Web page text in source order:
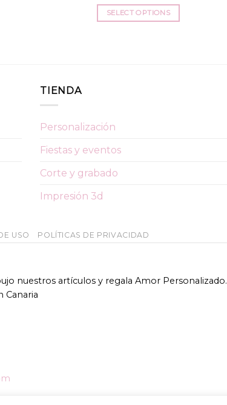
SELECT OPTIONS
TIENDA
Personalización
Fiestas y eventos
Corte y grabado
Impresión 3d
USO POLÍTICAS DE PRIVACIDAD
nuestros artículos y regala Amor Personalizado.
Canaria